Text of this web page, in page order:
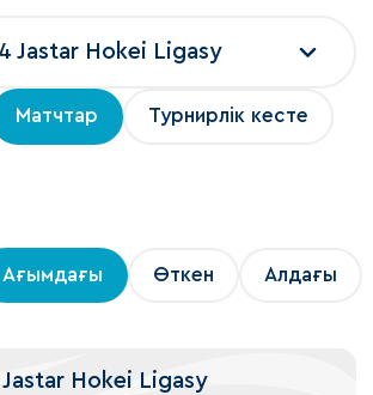
Матчтар Турнирлік кесте
Jastar Hokei Ligasy
Ағымдағы Өткен Алдағы
Jastar Hokei Ligasy